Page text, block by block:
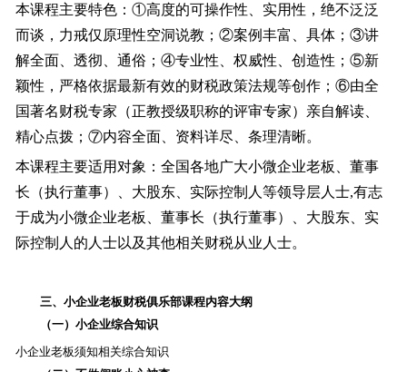
本课程主要特色：①高度的可操作性、实用性，绝不泛泛
而谈，力戒仅原理性空洞说教；②案例丰富、具体；③讲
解全面、透彻、通俗；④专业性、权威性、创造性；⑤新
颖性，严格依据最新有效的财税政策法规等创作；⑥由全
国著名财税专家（正教授级职称的评审专家）亲自解读、
精心点拨；⑦内容全面、资料详尽、条理清晰。
本课程主要适用对象：全国各地广大小微企业老板、董事
长（执行董事）、大股东、实际控制人等领导层人士,有志
于成为小微企业老板、董事长（执行董事）、大股东、实
际控制人的人士以及其他相关财税从业人士。
三、小企业老板财税俱乐部课程内容大纲
（一）小企业综合知识
小企业老板须知相关综合知识